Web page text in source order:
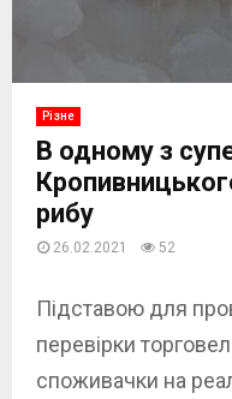
Різне
В одному з
рибу
26.02.2021 52
Підставою для
перевірки
споживачки на